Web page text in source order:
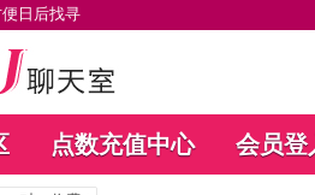
便日后找寻
点数充值中心 会员登